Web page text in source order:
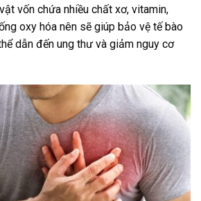
vốn chứa nhiều chất xơ, vitamin,
oxy hóa nên sẽ giúp bảo vệ tế bào
dẫn đến ung thư và giảm nguy cơ